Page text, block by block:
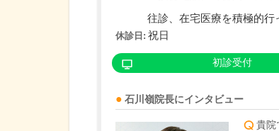
往診、在宅医療を積極的行
休診日: 祝日
初診受付
石川嶺院長にインタビュー
貴院